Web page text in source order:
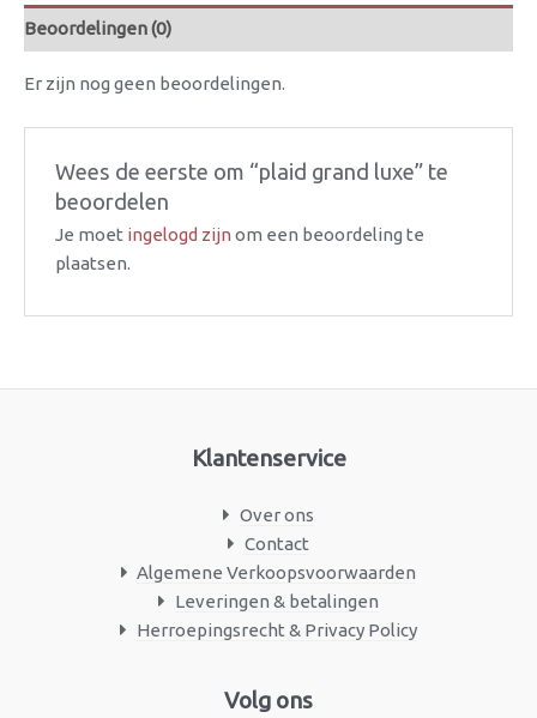
Beoordelingen (0)
Er zijn nog geen beoordelingen.
Wees de eerste om “plaid grand luxe” te
beoordelen
Je moet ingelogd zijn om een beoordeling te
plaatsen.
Klantenservice
Over ons
Contact
Algemene Verkoopsvoorwaarden
Leveringen & betalingen
Herroepingsrecht & Privacy Policy
Volg ons
Facebook